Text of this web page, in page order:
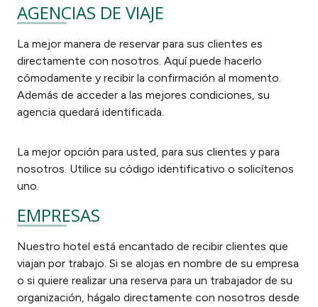
AGENCIAS DE VIAJE
La mejor manera de reservar para sus clientes es
directamente con nosotros. Aquí puede hacerlo
cómodamente y recibir la confirmación al momento.
Además de acceder a las mejores condiciones, su
agencia quedará identificada.
La mejor opción para usted, para sus clientes y para
nosotros. Utilice su código identificativo o solicítenos
uno.
EMPRESAS
Nuestro hotel está encantado de recibir clientes que
viajan por trabajo. Si se alojas en nombre de su empresa
o si quiere realizar una reserva para un trabajador de su
organización, hágalo directamente con nosotros desde